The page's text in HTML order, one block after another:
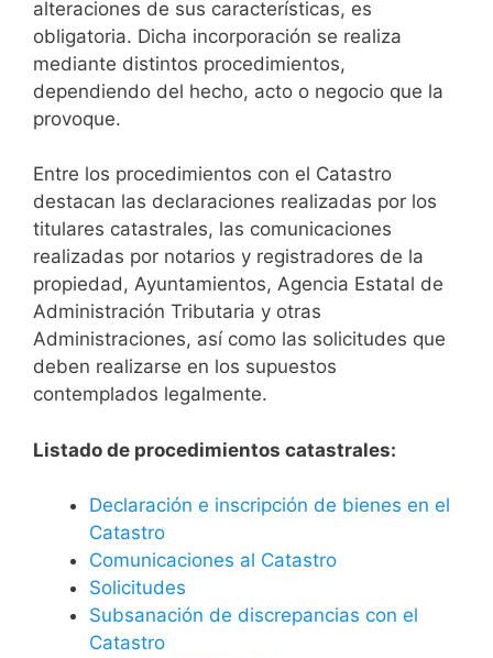
alteraciones de sus características, es
obligatoria. Dicha incorporación se realiza
mediante distintos procedimientos,
dependiendo del hecho, acto o negocio que la
provoque.
Entre los procedimientos con el Catastro
destacan las declaraciones realizadas por los
titulares catastrales, las comunicaciones
realizadas por notarios y registradores de la
propiedad, Ayuntamientos, Agencia Estatal de
Administración Tributaria y otras
Administraciones, así como las solicitudes que
deben realizarse en los supuestos
contemplados legalmente.
Listado de procedimientos catastrales:
Declaración e inscripción de bienes en el
Catastro
Comunicaciones al Catastro
Solicitudes
Subsanación de discrepancias con el
Catastro